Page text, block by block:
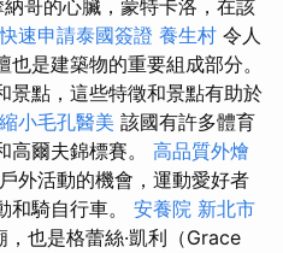
哥的心臟，蒙特卡洛，在該
快速申請泰國簽證 養生村 令人
是建築物的重要組成部分。
景點，這些特徵和景點有助於
縮小毛孔醫美 該國有許多體育
高爾夫錦標賽。 高品質外燴
外活動的機會，運動愛好者
和騎自行車。 安養院 新北市
也是格蕾絲·凱利（Grace